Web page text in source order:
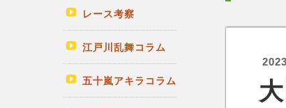
レース考察
江戸川乱舞コラム
五十嵐アキラコラム